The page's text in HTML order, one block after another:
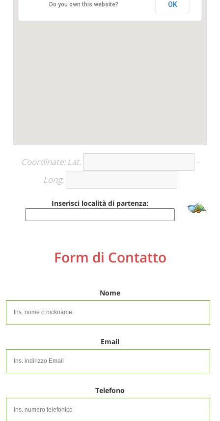
Do you own this website? OK
Coordinate: Lat.
-
Long.
Inserisci località di partenza:
Form di Contatto
Nome
Email
Telefono